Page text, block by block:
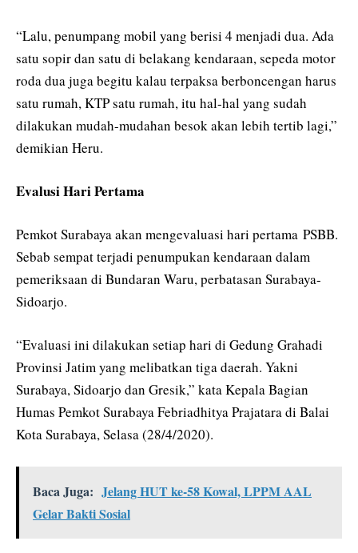
“Lalu, penumpang mobil yang berisi 4 menjadi dua. Ada
satu sopir dan satu di belakang kendaraan, sepeda motor
roda dua juga begitu kalau terpaksa berboncengan harus
satu rumah, KTP satu rumah, itu hal-hal yang sudah
dilakukan mudah-mudahan besok akan lebih tertib lagi,”
demikian Heru.
Evalusi Hari Pertama
Pemkot Surabaya akan mengevaluasi hari pertama PSBB.
Sebab sempat terjadi penumpukan kendaraan dalam
pemeriksaan di Bundaran Waru, perbatasan Surabaya-
Sidoarjo.
“Evaluasi ini dilakukan setiap hari di Gedung Grahadi
Provinsi Jatim yang melibatkan tiga daerah. Yakni
Surabaya, Sidoarjo dan Gresik,” kata Kepala Bagian
Humas Pemkot Surabaya Febriadhitya Prajatara di Balai
Kota Surabaya, Selasa (28/4/2020).
Baca Juga: Jelang HUT ke-58 Kowal, LPPM AAL
Gelar Bakti Sosial